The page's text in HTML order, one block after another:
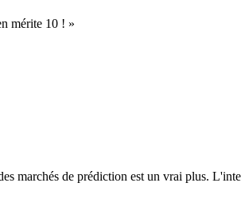
mérite 10 ! »
marchés de prédiction est un vrai plus.